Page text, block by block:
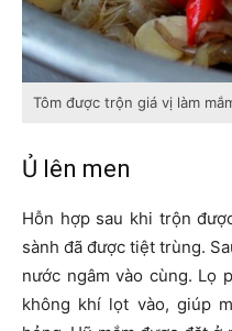
Tôm được trộn giá vị làm
Ủ lên men
Hỗn hợp sau khi trộn
sành đã được tiệt trùng.
nước ngâm vào cùng. Lọ
không khí lọt vào, giúp